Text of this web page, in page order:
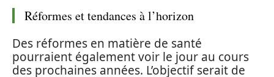
Réformes et tendances à l’horizon
Des réformes en matière de santé
pourraient également voir le jour au cours
des prochaines années. L’objectif serait de